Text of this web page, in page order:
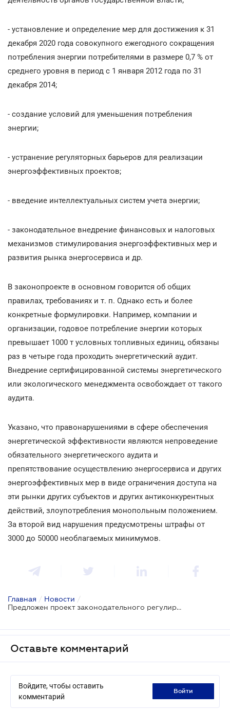
- установление и определение мер для достижения к 31
декабря 2020 года совокупного ежегодного сокращения
потребления энергии потребителями в размере 0,7 % от
среднего уровня в период с 1 января 2012 года по 31
декабря 2014;
- создание условий для уменьшения потребления
энергии;
- устранение регуляторных барьеров для реализации
энергоэффективных проектов;
- введение интеллектуальных систем учета энергии;
- законодательное внедрение финансовых и налоговых
механизмов стимулирования энергоэффективных мер и
развития рынка энергосервиса и др.
В законопроекте в основном говорится об общих
правилах, требованиях и т. п. Однако есть и более
конкретные формулировки. Например, компании и
организации, годовое потребление энергии которых
превышает 1000 т условных топливных единиц, обязаны
раз в четыре года проходить энергетический аудит.
Внедрение сертифицированной системы энергетического
или экологического менеджмента освобождает от такого
аудита.
Указано, что правонарушениями в сфере обеспечения
энергетической эффективности являются непроведение
обязательного энергетического аудита и
препятствование осуществлению энергосервиса и других
энергоэффективных мер в виде ограничения доступа на
эти рынки других субъектов и других антиконкурентных
действий, злоупотребления монопольным положением.
За второй вид нарушения предусмотрены штрафы от
3000 до 50000 необлагаемых минимумов.
Главная / Новости /
Предложен проект законодательного регулирования сферы энергоэффективности
Оставьте комментарий
Войдите, чтобы оставить
комментарий
войти